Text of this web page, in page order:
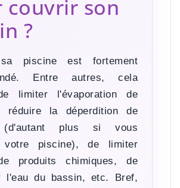
couvrir son
?
piscine est fortement
Entre autres, cela
limiter l'évaporation de
réduire la déperdition de
(d'autant plus si vous
votre piscine), de limiter
produits chimiques, de
l'eau du bassin, etc. Bref,